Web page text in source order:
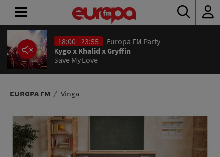
18:00 - 23:55
Europa FM Party
Kygo x Khalid x Gryffin
Save My Love
EUROPA FM Vinga
ACASĂ
ȘTIRI
RADIO
CONCURSURI
PODCAST